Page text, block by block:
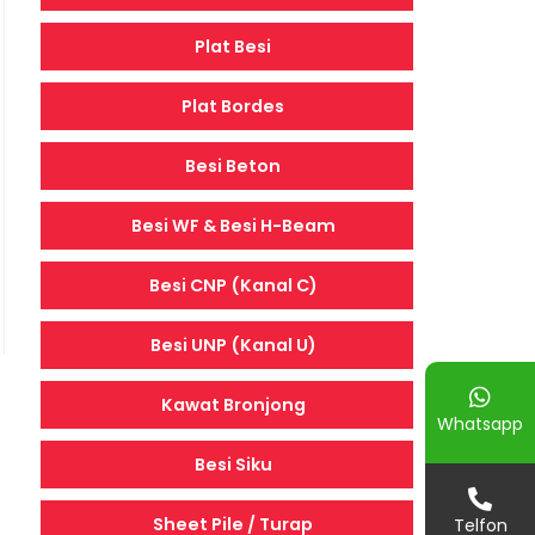
Plat Besi
Plat Bordes
Besi Beton
Besi WF & Besi H-Beam
Besi CNP (Kanal C)
Besi UNP (Kanal U)
Kawat Bronjong
Besi Siku
Sheet Pile / Turap
Whatsapp
Telfon